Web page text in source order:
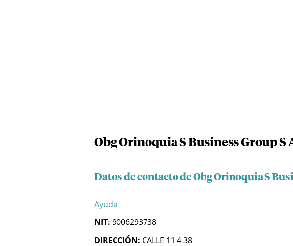
Obg Orinoquia S Business Group S
Datos de contacto de Obg Orinoquia S
Ayuda
NIT: 9006293738
DIRECCIÓN: CALLE 11 4 38